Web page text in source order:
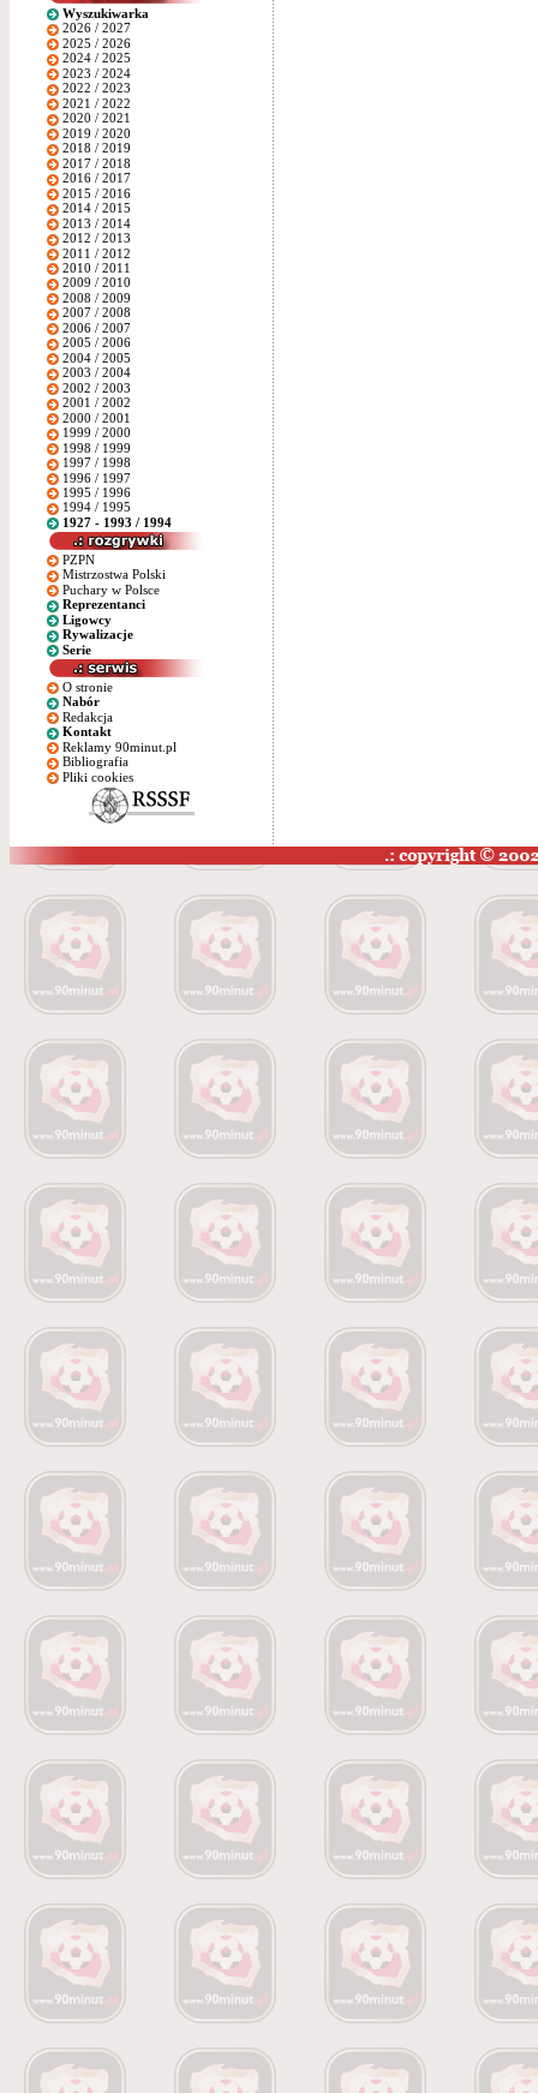
Wyszukiwarka
2026 / 2027
2025 / 2026
2024 / 2025
2023 / 2024
2022 / 2023
2021 / 2022
2020 / 2021
2019 / 2020
2018 / 2019
2017 / 2018
2016 / 2017
2015 / 2016
2014 / 2015
2013 / 2014
2012 / 2013
2011 / 2012
2010 / 2011
2009 / 2010
2008 / 2009
2007 / 2008
2006 / 2007
2005 / 2006
2004 / 2005
2003 / 2004
2002 / 2003
2001 / 2002
2000 / 2001
1999 / 2000
1998 / 1999
1997 / 1998
1996 / 1997
1995 / 1996
1994 / 1995
1927 - 1993 / 1994
PZPN
Mistrzostwa Polski
Puchary w Polsce
Reprezentanci
Ligowcy
Rywalizacje
Serie
O stronie
Nabór
Redakcja
Kontakt
Reklamy 90minut.pl
Bibliografia
Pliki cookies